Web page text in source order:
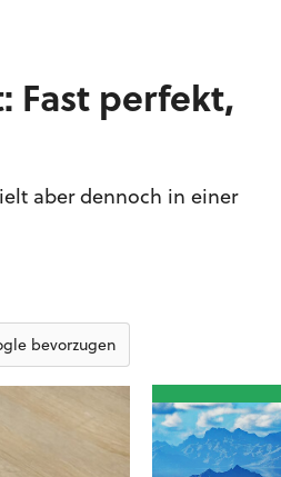
Fast perfekt,
aber dennoch in einer
bevorzugen